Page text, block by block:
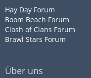
Hay Day Forum
Boom Beach Forum
Clash of Clans Forum
Brawl Stars Forum
Über uns